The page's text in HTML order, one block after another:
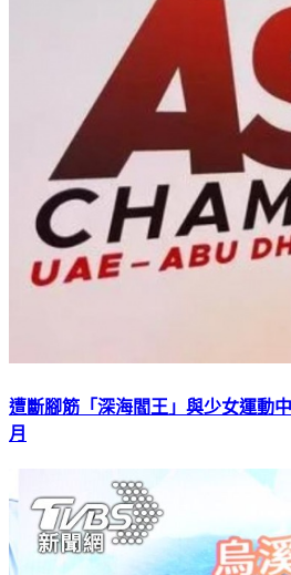
遭斷腳筋「深海閻王」與少女運動
月